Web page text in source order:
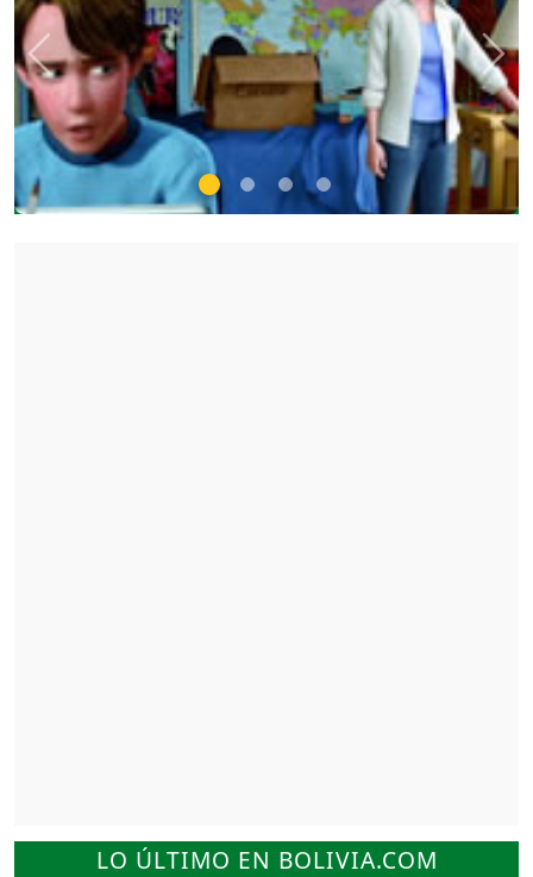
Previous Next
LO ÚLTIMO EN BOLIVIA.COM